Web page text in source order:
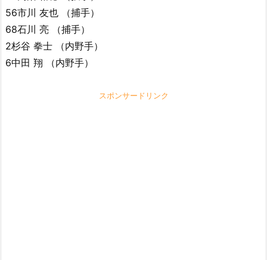
56市川 友也 （捕手）
68石川 亮 （捕手）
2杉谷 拳士 （内野手）
6中田 翔 （内野手）
スポンサードリンク